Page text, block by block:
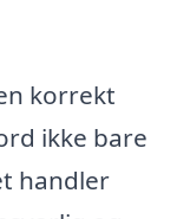
korrekt
ikke bare
handler